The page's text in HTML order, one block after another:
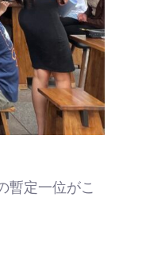
暫定一位がこ